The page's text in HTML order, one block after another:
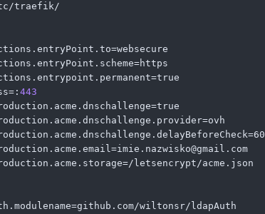
traefik/
: 443
letsencrypt/acme.json
wiltonsr/ldapAuth